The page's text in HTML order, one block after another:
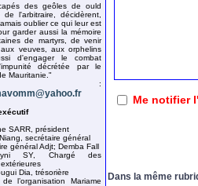
des geôles de ould
l'arbitraire, décidèrent,
oublier ce qui leur est
garder aussi la mémoire
de martyrs, de venir
veuves, aux orphelins
d'engager le combat
décrétée par le
Mauritanie."
mail :
SARR, président
secrétaire général
général Adjt; Demba Fall
SY, Chargé des
Dia, trésorière
l’organisation Mariame
Me notifier
Dans la même